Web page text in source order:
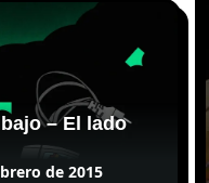
– El lado
de 2015